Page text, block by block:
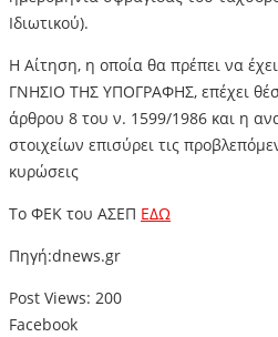
Ιδιωτικού).
Η Αίτηση, η οποία θα πρέπει να
ΓΝΗΣΙΟ ΤΗΣ ΥΠΟΓΡΑΦΗΣ, επέχει
άρθρου 8 του ν. 1599/1986 και η
στοιχείων επισύρει τις
κυρώσεις
Το ΦΕΚ του ΑΣΕΠ ΕΔΩ
Πηγή:dnews.gr
Post Views: 200
Facebook